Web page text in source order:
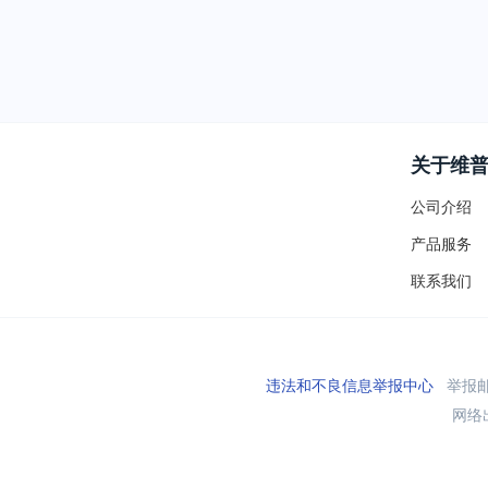
关于维普
公司介绍
产品服务
联系我们
违法和不良信息举报中心举报
网